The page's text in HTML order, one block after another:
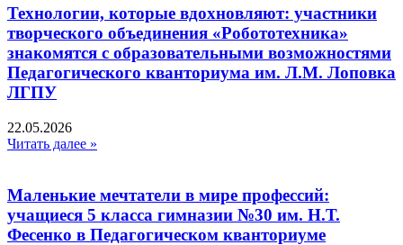
Технологии, которые вдохновляют: участники
творческого объединения «Робототехника»
знакомятся с образовательными возможностями
Педагогического кванториума им. Л.М. Лоповка
ЛГПУ
22.05.2026
Читать далее »
Маленькие мечтатели в мире профессий:
учащиеся 5 класса гимназии №30 им. Н.Т.
Фесенко в Педагогическом кванториуме